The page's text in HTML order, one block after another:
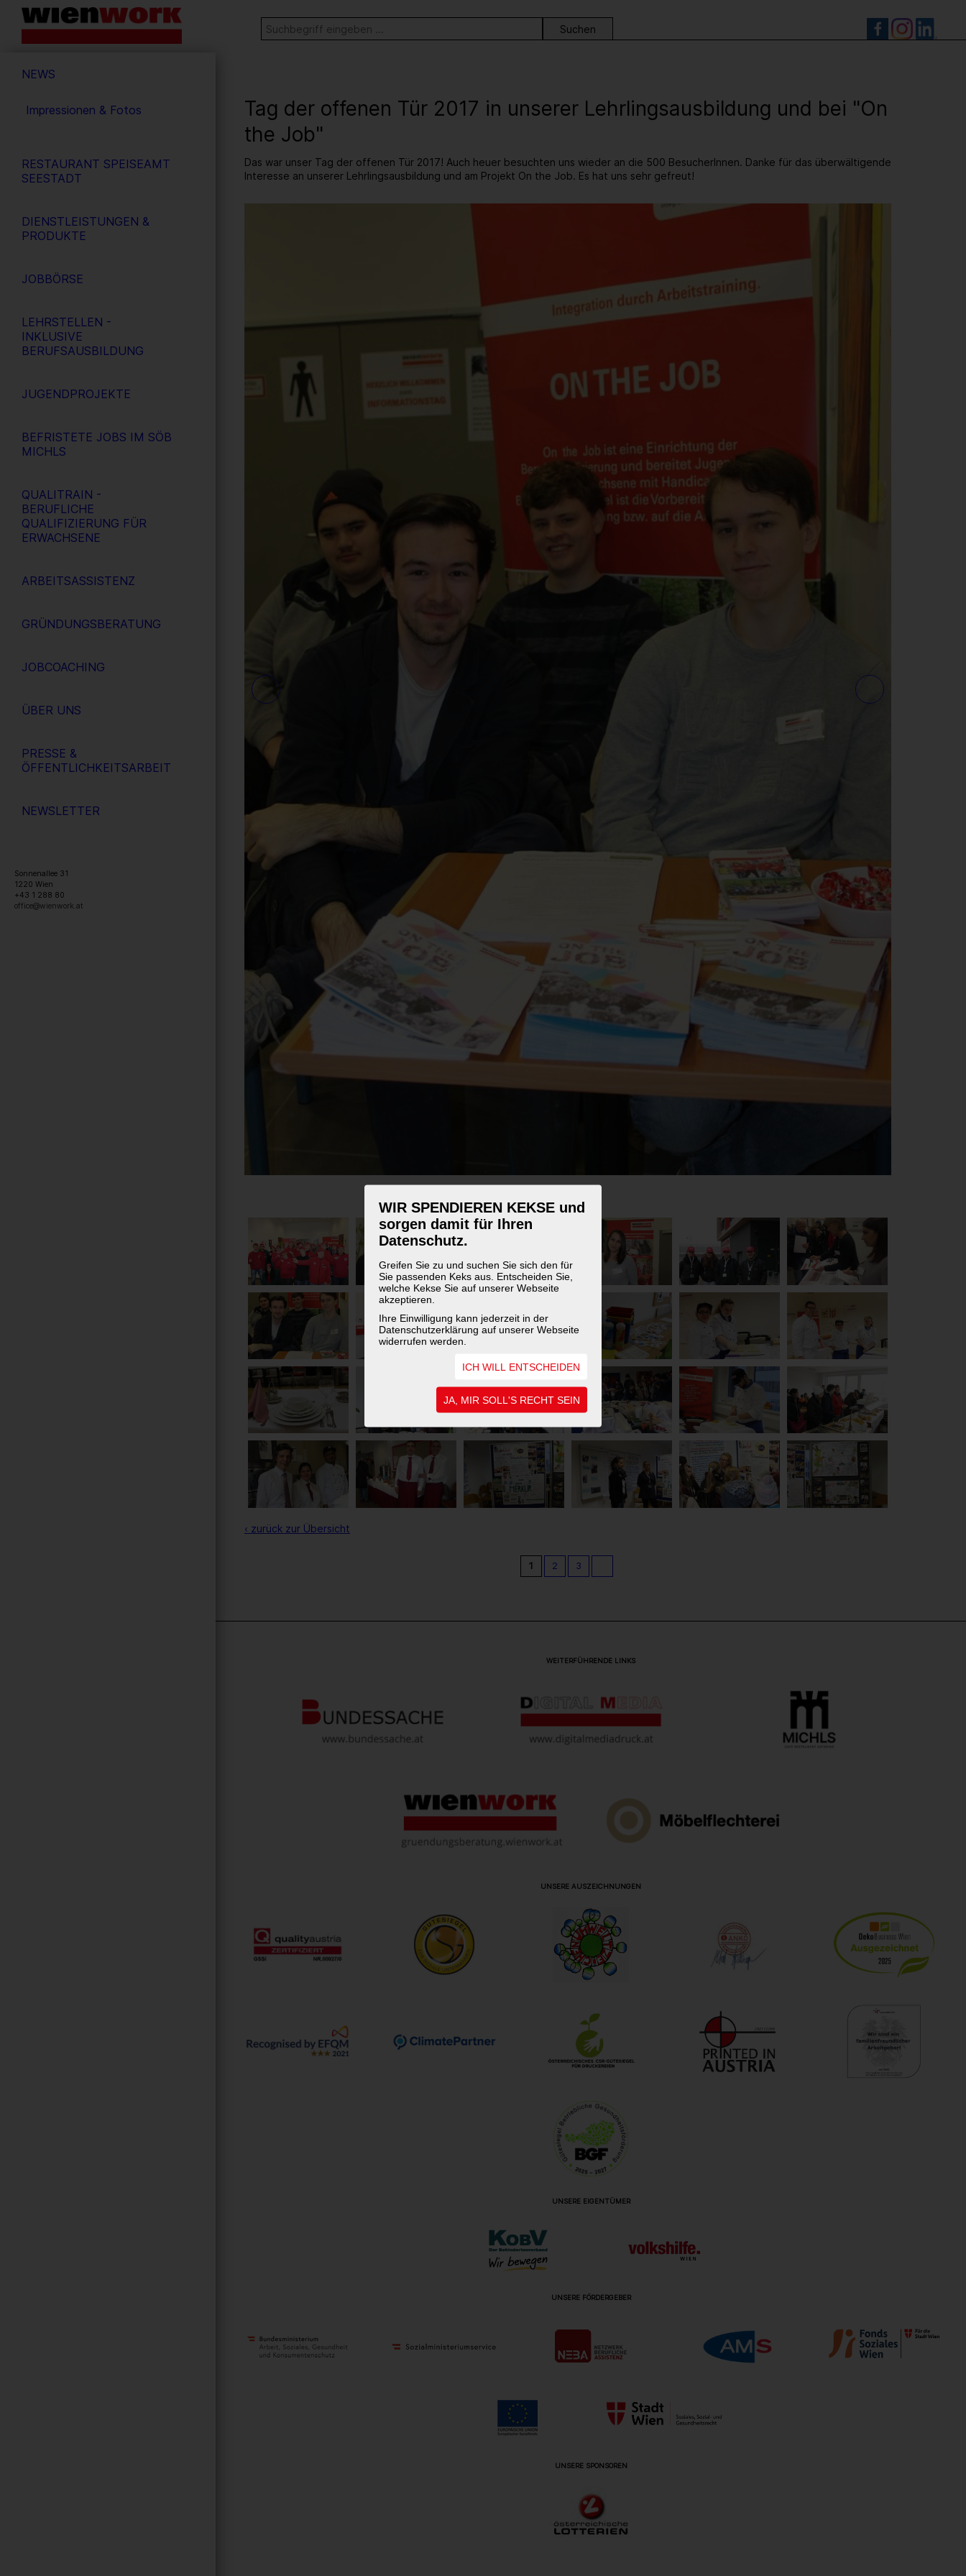
WIR SPENDIEREN KEKSE und
sorgen damit für Ihren
Datenschutz.
Greifen Sie zu und suchen Sie sich den für
Sie passenden Keks aus. Entscheiden Sie,
welche Kekse Sie auf unserer Webseite
akzeptieren.
Ihre Einwilligung kann jederzeit in der
Datenschutzerklärung auf unserer Webseite
widerrufen werden.
ICH WILL ENTSCHEIDEN
JA, MIR SOLL'S RECHT SEIN
Barrierefreie
Bedienung
Webseite
Stichwortsuche
SUCHE
NEWS
Impressionen & Fotos
RESTAURANT SPEISEAMT
SEESTADT
DIENSTLEISTUNGEN &
PRODUKTE
JOBBÖRSE
LEHRSTELLEN -
INKLUSIVE
BERUFSAUSBILDUNG
JUGENDPROJEKTE
BEFRISTETE JOBS IM SÖB
MICHLS
QUALITRAIN -
BERUFLICHE
QUALIFIZIERUNG FÜR
ERWACHSENE
ARBEITSASSISTENZ
GRÜNDUNGSBERATUNG
JOBCOACHING
ÜBER UNS
PRESSE &
ÖFFENTLICHKEITSARBEIT
NEWSLETTER
Sonnenallee 31
1220 Wien
+43 1 288 80
office@wienwork.at
Tag der offenen Tür 2017 in unserer Lehrlingsausbildung und bei "On
the Job"
Das war unser Tag der offenen Tür 2017! Auch heuer besuchten uns wieder an die 500 BesucherInnen. Danke für das überwältigende
Interesse an unserer Lehrlingsausbildung und am Projekt On the Job. Es hat uns sehr gefreut!
‹ zurück zur Übersicht
1 2 3
WEITERFÜHRENDE LINKS
UNSERE AUSZEICHNUNGEN
UNSERE EIGENTÜMER
UNSERE FÖRDERGEBER
UNSERE SPONSOREN